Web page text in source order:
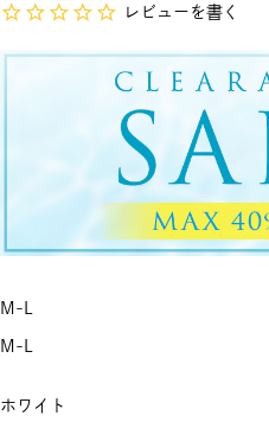
レビューを書く
M-L
M-L
ホワイト